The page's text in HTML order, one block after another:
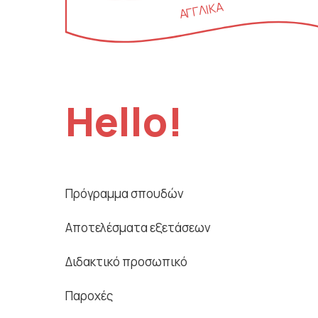
Menu
ΑΓΓΛΙΚΑ
Hello!
Side
menu
Πρόγραμμα σπουδών
Αποτελέσματα εξετάσεων
Διδακτικό προσωπικό
Παροχές